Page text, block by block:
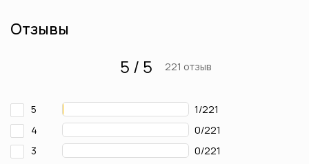
Отзывы
5 / 5 221 отзыв
5
1/221
4
0/221
3
0/221